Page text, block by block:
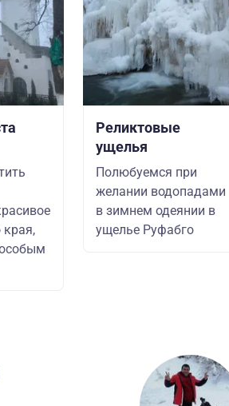
края,
Реликтовые
ущелья
Полюбуемся при
желании водопадами
в зимнем одеянии в
ущелье Руфабго